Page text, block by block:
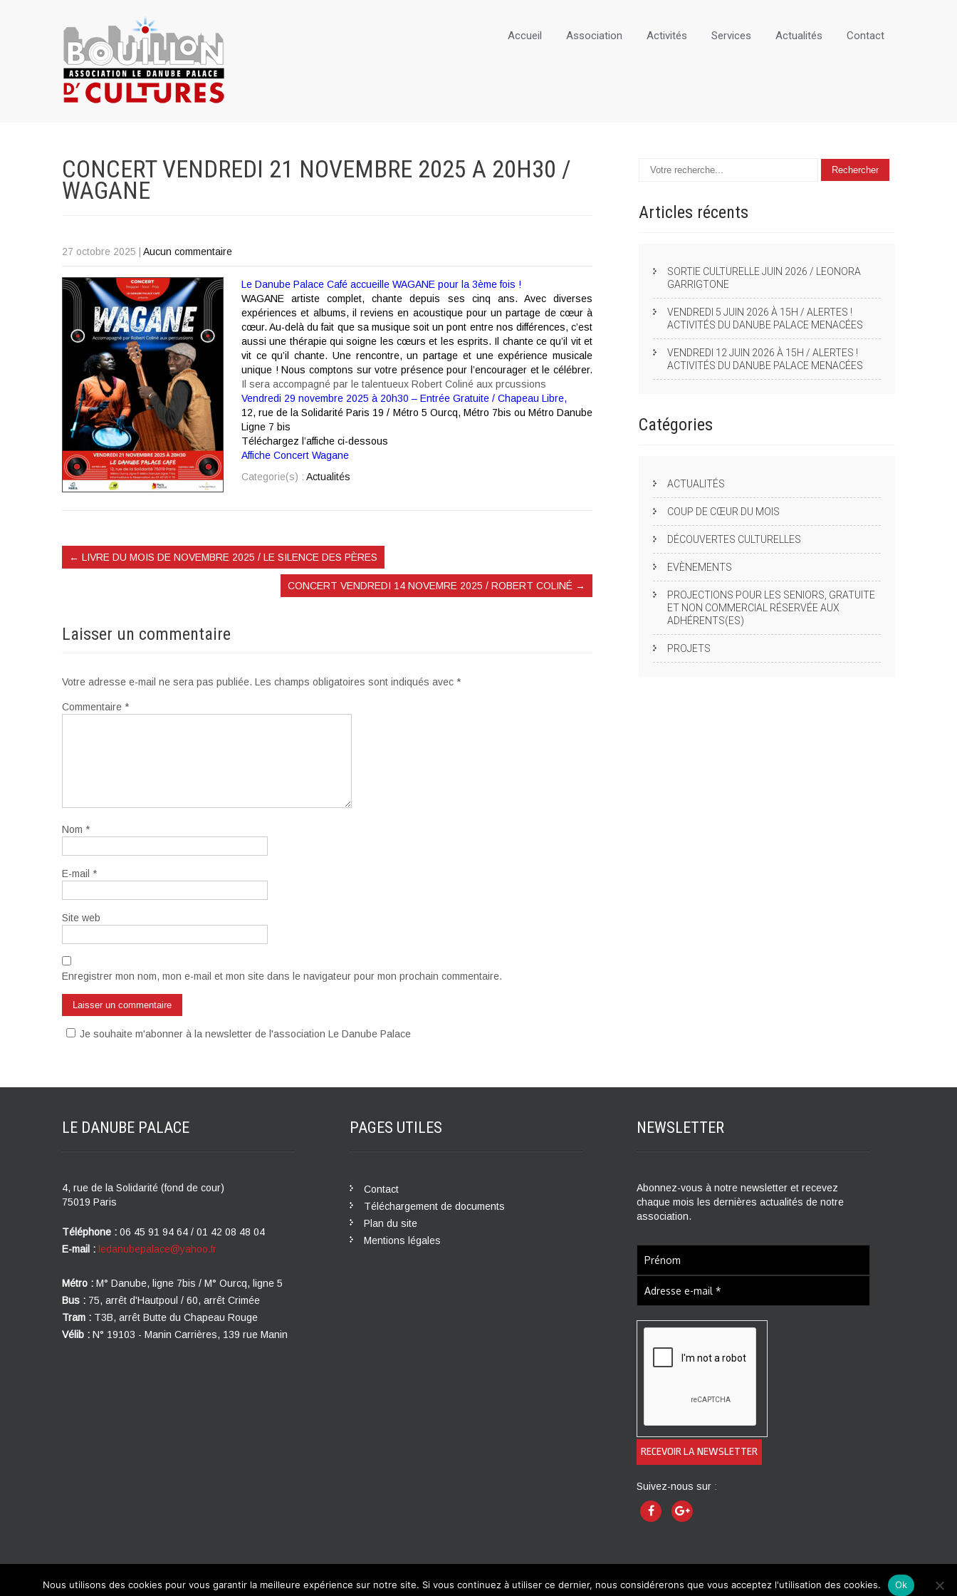
Accueil Association Activités Services Actualités Contact
CONCERT VENDREDI 21 NOVEMBRE 2025 A 20H30 /
WAGANE
27 octobre 2025 Aucun commentaire
Le Danube Palace Café accueille WAGANE pour la 3ème fois !
WAGANE artiste complet, chante depuis ses cinq ans. Avec diverses
expériences et albums, il reviens en acoustique pour un partage de cœur à
cœur. Au-delà du fait que sa musique soit un pont entre nos différences, c’est
aussi une thérapie qui soigne les cœurs et les esprits. Il chante ce qu’il vit et
vit ce qu’il chante. Une rencontre, un partage et une expérience musicale
unique ! Nous comptons sur votre présence pour l’encourager et le célébrer.
Il sera accompagné par le talentueux Robert Coliné aux prcussions
Vendredi 29 novembre 2025 à 20h30 – Entrée Gratuite / Chapeau Libre,
12, rue de la Solidarité Paris 19 / Métro 5 Ourcq, Métro 7bis ou Métro Danube
Ligne 7 bis
Téléchargez l’affiche ci-dessous
Affiche Concert Wagane
Categorie(s) : Actualités
← LIVRE DU MOIS DE NOVEMBRE 2025 / LE SILENCE DES PÈRES
CONCERT VENDREDI 14 NOVEMRE 2025 / ROBERT COLINÉ →
Laisser un commentaire
Votre adresse e-mail ne sera pas publiée. Les champs obligatoires sont indiqués avec *
Commentaire *
Nom *
E-mail *
Site web
Enregistrer mon nom, mon e-mail et mon site dans le navigateur pour mon prochain commentaire.
Je souhaite m'abonner à la newsletter de l'association Le Danube Palace
Articles récents
SORTIE CULTURELLE JUIN 2026 / LEONORA
GARRIGTONE
VENDREDI 5 JUIN 2026 À 15H / ALERTES !
ACTIVITÉS DU DANUBE PALACE MENACÉES
VENDREDI 12 JUIN 2026 À 15H / ALERTES !
ACTIVITÉS DU DANUBE PALACE MENACÉES
Catégories
ACTUALITÉS
COUP DE CŒUR DU MOIS
DÉCOUVERTES CULTURELLES
EVÈNEMENTS
PROJECTIONS POUR LES SENIORS, GRATUITE
ET NON COMMERCIAL RÉSERVÉE AUX
ADHÉRENTS(ES)
PROJETS
LE DANUBE PALACE
4, rue de la Solidarité (fond de cour)
75019 Paris
Téléphone : 06 45 91 94 64 / 01 42 08 48 04
E-mail : ledanubepalace@yahoo.fr
Métro : M° Danube, ligne 7bis / M° Ourcq, ligne 5
Bus : 75, arrêt d'Hautpoul / 60, arrêt Crimée
Tram : T3B, arrêt Butte du Chapeau Rouge
Vélib : N° 19103 - Manin Carrières, 139 rue Manin
PAGES UTILES
Contact
Téléchargement de documents
Plan du site
Mentions légales
NEWSLETTER
Abonnez-vous à notre newsletter et recevez
chaque mois les dernières actualités de notre
association.
Suivez-nous sur :
© 2016 Le Danube Palace. Tous droits réservés.
Nous utilisons des cookies pour vous garantir la meilleure expérience sur notre site. Si vous continuez à utiliser ce dernier, nous considérerons que vous acceptez l'utilisation des cookies. Ok